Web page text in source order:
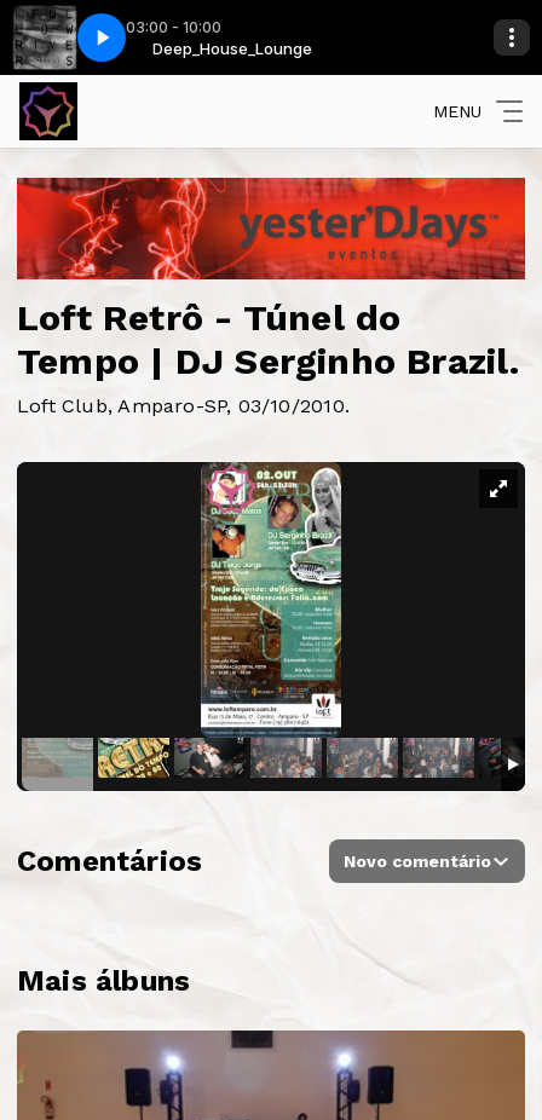
03:00 - 10:00
Deep_House_Lounge
Remix)Lykke Li - I Follow Rivers (The Magician Remix)
MENU
Loft Retrô - Túnel do
Tempo | DJ Serginho Brazil.
Loft Club, Amparo-SP, 03/10/2010.
Mais álbuns
Comentários Novo comentário